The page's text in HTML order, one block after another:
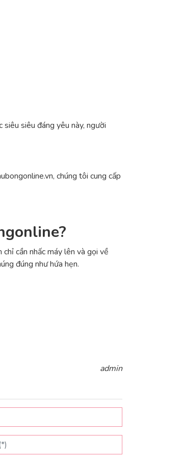
siêu đáng yêu này, người
chúng tôi cung cấp
cần nhấc máy lên và gọi về
đúng như hứa hẹn.
admin